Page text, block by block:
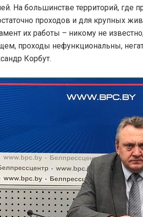
На большинстве территорий, где
проходов и для крупных
их работы – никому не
проходы нефункциональны,
Корбут.